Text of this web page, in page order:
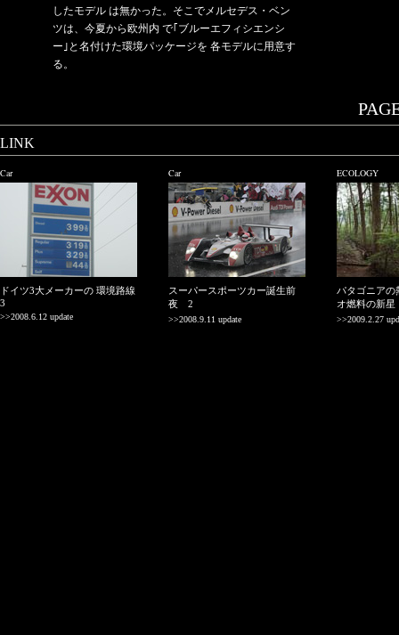
したモデル は無かった。そこでメルセデス・ベン
ツは、今夏から欧州内 で｢ブルーエフィシエンシ
ー｣と名付けた環境パッケージを 各モデルに用意す
る。
LINK
Car
ドイツ3大メーカーの 環境路線
3
>>2008.6.12 update
Car
スーパースポーツカー誕生前
夜 2
>>2008.9.11 update
ECOLOGY
パタゴニアの
オ燃料の新星
>>2009.2.27